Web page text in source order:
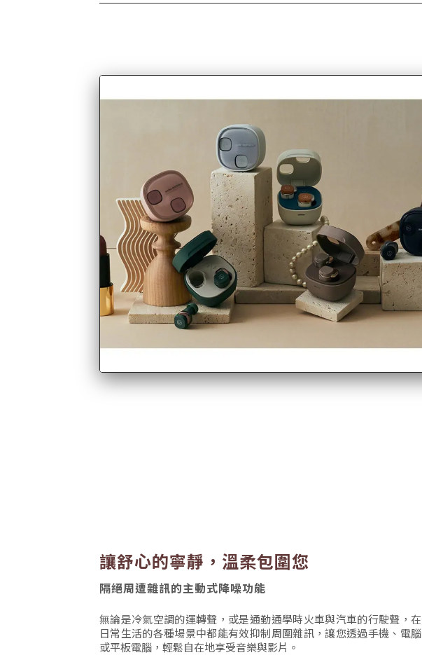
讓舒心的寧靜，溫柔包圍您
隔絕周遭雜訊的主動式降噪功能
無論是冷氣空調的運轉聲，或是通勤通學時火車與汽車的行駛聲，在
日常生活的各種場景中都能有效抑制周圍雜訊，讓您透過手機、電腦
或平板電腦，輕鬆自在地享受音樂與影片。